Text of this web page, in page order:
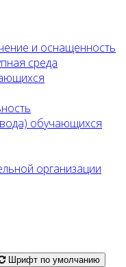
и оснащенность
среда
обучающихся
организации
Шрифт по умолчанию